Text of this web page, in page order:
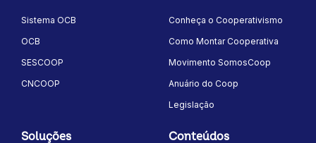
Sistema OCB
OCB
SESCOOP
CNCOOP
Conheça o Cooperativismo
Como Montar Cooperativa
Movimento SomosCoop
Anuário do Coop
Legislação
Soluções Conteúdos